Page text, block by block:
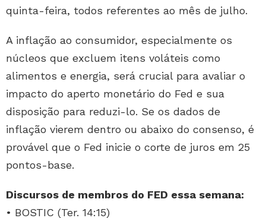
quinta-feira, todos referentes ao mês de julho.
A inflação ao consumidor, especialmente os
núcleos que excluem itens voláteis como
alimentos e energia, será crucial para avaliar o
impacto do aperto monetário do Fed e sua
disposição para reduzi-lo. Se os dados de
inflação vierem dentro ou abaixo do consenso, é
provável que o Fed inicie o corte de juros em 25
pontos-base.
Discursos de membros do FED essa semana:
• BOSTIC (Ter. 14:15)